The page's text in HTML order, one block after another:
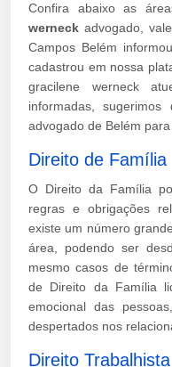
Confira abaixo as
werneck advogado,
Campos Belém
cadastrou em nossa
gracilene werneck
informadas,
advogado de Belém
Direito de Família
O Direito da Família
regras e obrigações
existe um número
área, podendo ser
mesmo casos de
de Direito da Família
emocional das
despertados nos
Direito Trabalhista